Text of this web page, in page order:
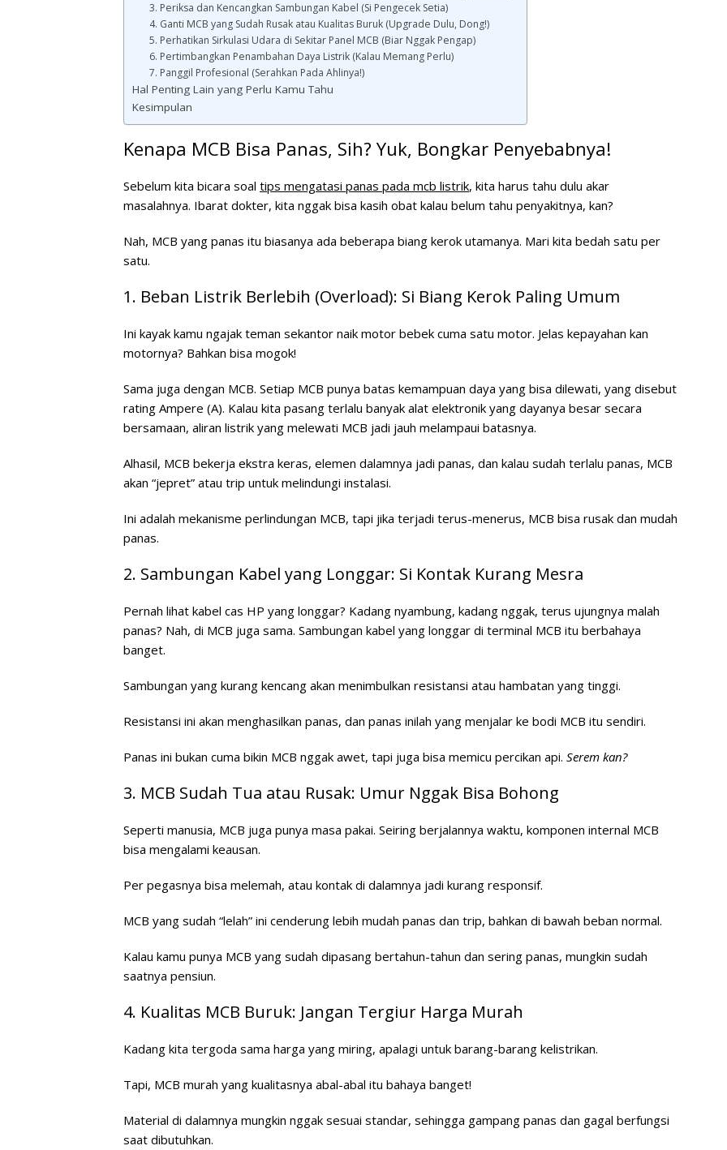
3. Periksa dan Kencangkan Sambungan Kabel (Si Pengecek Setia)
4. Ganti MCB yang Sudah Rusak atau Kualitas Buruk (Upgrade Dulu, Dong!)
5. Perhatikan Sirkulasi Udara di Sekitar Panel MCB (Biar Nggak Pengap)
6. Pertimbangkan Penambahan Daya Listrik (Kalau Memang Perlu)
7. Panggil Profesional (Serahkan Pada Ahlinya!)
Hal Penting Lain yang Perlu Kamu Tahu
Kesimpulan
Kenapa MCB Bisa Panas, Sih? Yuk, Bongkar Penyebabnya!
Sebelum kita bicara soal tips mengatasi panas pada mcb listrik, kita harus tahu dulu akar
masalahnya. Ibarat dokter, kita nggak bisa kasih obat kalau belum tahu penyakitnya, kan?
Nah, MCB yang panas itu biasanya ada beberapa biang kerok utamanya. Mari kita bedah satu per
satu.
1. Beban Listrik Berlebih (Overload): Si Biang Kerok Paling Umum
Ini kayak kamu ngajak teman sekantor naik motor bebek cuma satu motor. Jelas kepayahan kan
motornya? Bahkan bisa mogok!
Sama juga dengan MCB. Setiap MCB punya batas kemampuan daya yang bisa dilewati, yang disebut
rating Ampere (A). Kalau kita pasang terlalu banyak alat elektronik yang dayanya besar secara
bersamaan, aliran listrik yang melewati MCB jadi jauh melampaui batasnya.
Alhasil, MCB bekerja ekstra keras, elemen dalamnya jadi panas, dan kalau sudah terlalu panas, MCB
akan “jepret” atau trip untuk melindungi instalasi.
Ini adalah mekanisme perlindungan MCB, tapi jika terjadi terus-menerus, MCB bisa rusak dan mudah
panas.
2. Sambungan Kabel yang Longgar: Si Kontak Kurang Mesra
Pernah lihat kabel cas HP yang longgar? Kadang nyambung, kadang nggak, terus ujungnya malah
panas? Nah, di MCB juga sama. Sambungan kabel yang longgar di terminal MCB itu berbahaya
banget.
Sambungan yang kurang kencang akan menimbulkan resistansi atau hambatan yang tinggi.
Resistansi ini akan menghasilkan panas, dan panas inilah yang menjalar ke bodi MCB itu sendiri.
Panas ini bukan cuma bikin MCB nggak awet, tapi juga bisa memicu percikan api. Serem kan?
3. MCB Sudah Tua atau Rusak: Umur Nggak Bisa Bohong
Seperti manusia, MCB juga punya masa pakai. Seiring berjalannya waktu, komponen internal MCB
bisa mengalami keausan.
Per pegasnya bisa melemah, atau kontak di dalamnya jadi kurang responsif.
MCB yang sudah “lelah” ini cenderung lebih mudah panas dan trip, bahkan di bawah beban normal.
Kalau kamu punya MCB yang sudah dipasang bertahun-tahun dan sering panas, mungkin sudah
saatnya pensiun.
4. Kualitas MCB Buruk: Jangan Tergiur Harga Murah
Kadang kita tergoda sama harga yang miring, apalagi untuk barang-barang kelistrikan.
Tapi, MCB murah yang kualitasnya abal-abal itu bahaya banget!
Material di dalamnya mungkin nggak sesuai standar, sehingga gampang panas dan gagal berfungsi
saat dibutuhkan.